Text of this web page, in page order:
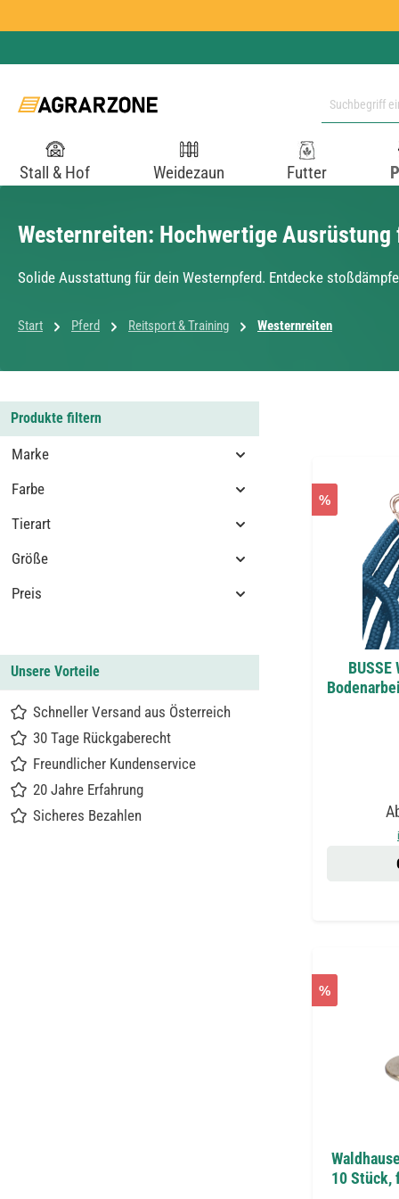
Stall & Hof Weidezaun Futter
Westernreiten: Hochwertige
Solide Ausstattung für dein Westernpferd. Entdecke
Start Pferd Reitsport & Training Westernreiten
Produkte filtern
Marke
Farbe
Tierart
Größe
Preis
Unsere Vorteile
Schneller Versand aus Österreich
30 Tage Rückgaberecht
Freundlicher Kundenservice
20 Jahre Erfahrung
Sicheres Bezahlen
%
BUSSE
%
10 Stück,